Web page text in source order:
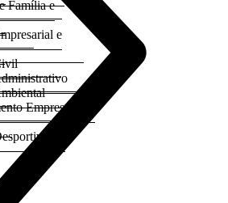
Família e
e
Empresarial e